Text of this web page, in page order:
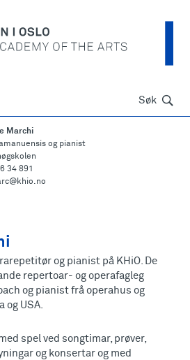
Søk Søk
Marchi
og pianist
34 891
og pianist på KHiO. De
repertoar- og operafagleg
og pianist frå operahus og
og USA.
spel ved songtimar, prøver,
og konsertar og med